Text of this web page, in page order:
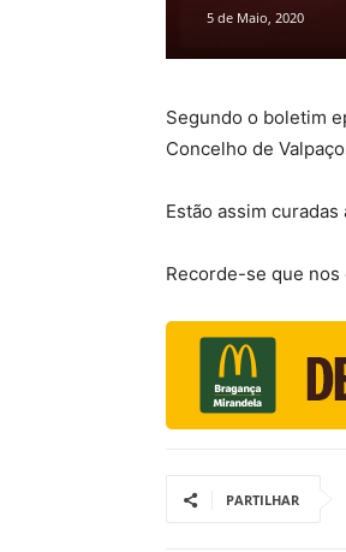
5 de Maio, 2020
Segundo o boletim
Concelho de
Estão assim
Recorde-se que nos
PARTILHAR